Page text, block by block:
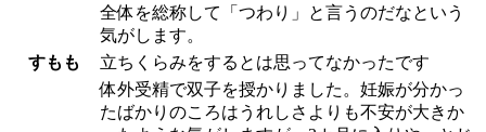
全体を総称して「つわり」と言うのだなという
気がします。
すもも
立ちくらみをするとは思ってなかったです
体外受精で双子を授かりました。妊娠が分かっ
たばかりのころはうれしさよりも不安が大きか